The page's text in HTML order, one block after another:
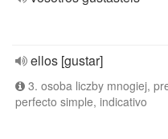
ellos [gustar]
3. osoba liczby mnogiej,
perfecto simple, indicativo